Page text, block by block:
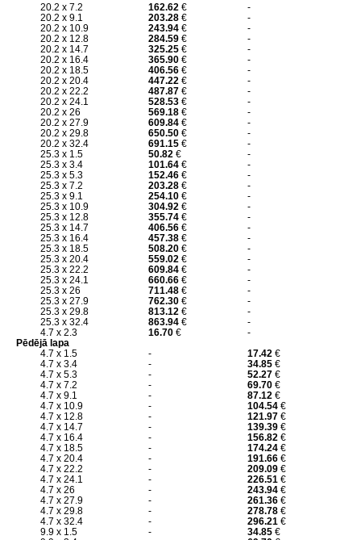
20.2 x 7.2
162.62€
-
20.2 x 9.1
203.28€
-
20.2 x 10.9
243.94€
-
20.2 x 12.8
284.59€
-
20.2 x 14.7
325.25€
-
20.2 x 16.4
365.90€
-
20.2 x 18.5
406.56€
-
20.2 x 20.4
447.22€
-
20.2 x 22.2
487.87€
-
20.2 x 24.1
528.53€
-
20.2 x 26
569.18€
-
20.2 x 27.9
609.84€
-
20.2 x 29.8
650.50€
-
20.2 x 32.4
691.15€
-
25.3 x 1.5
50.82€
-
25.3 x 3.4
101.64€
-
25.3 x 5.3
152.46€
-
25.3 x 7.2
203.28€
-
25.3 x 9.1
254.10€
-
25.3 x 10.9
304.92€
-
25.3 x 12.8
355.74€
-
25.3 x 14.7
406.56€
-
25.3 x 16.4
457.38€
-
25.3 x 18.5
508.20€
-
25.3 x 20.4
559.02€
-
25.3 x 22.2
609.84€
-
25.3 x 24.1
660.66€
-
25.3 x 26
711.48€
-
25.3 x 27.9
762.30€
-
25.3 x 29.8
813.12€
-
25.3 x 32.4
863.94€
-
4.7 x 2.3
16.70€
-
Pēdējā lapa
4.7 x 1.5
- 17.42€
4.7 x 3.4
- 34.85€
4.7 x 5.3
- 52.27€
4.7 x 7.2
- 69.70€
4.7 x 9.1
- 87.12€
4.7 x 10.9
- 104.54€
4.7 x 12.8
- 121.97€
4.7 x 14.7
- 139.39€
4.7 x 16.4
- 156.82€
4.7 x 18.5
- 174.24€
4.7 x 20.4
- 191.66€
4.7 x 22.2
- 209.09€
4.7 x 24.1
- 226.51€
4.7 x 26
- 243.94€
4.7 x 27.9
- 261.36€
4.7 x 29.8
- 278.78€
4.7 x 32.4
- 296.21€
9.9 x 1.5
- 34.85€